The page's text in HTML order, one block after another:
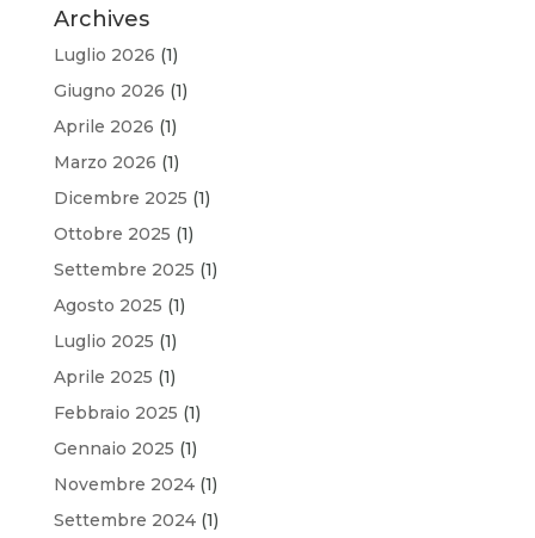
Archives
Luglio 2026 (1)
Giugno 2026 (1)
Aprile 2026 (1)
Marzo 2026 (1)
Dicembre 2025 (1)
Ottobre 2025 (1)
Settembre 2025 (1)
Agosto 2025 (1)
Luglio 2025 (1)
Aprile 2025 (1)
Febbraio 2025 (1)
Gennaio 2025 (1)
Novembre 2024(1)
Settembre 2024(1)